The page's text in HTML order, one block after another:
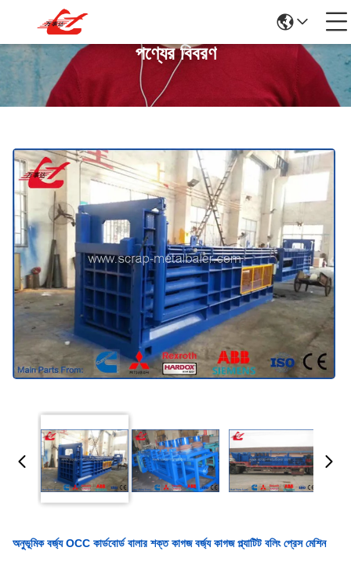
পণ্যের বিবরণ
অনুভূমিক বর্জ্য OCC কার্ডবোর্ড বালার শক্ত কাগজ বর্জ্য কাগজ প্ল্যাটিট বলিং প্রেস মেশিন